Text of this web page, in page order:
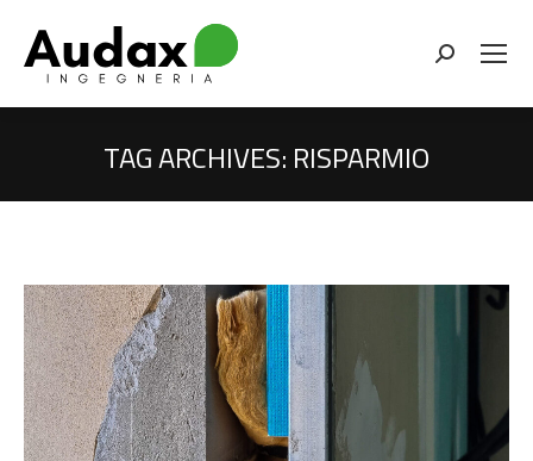
Cerca
TAG ARCHIVES: RISPARMIO
You are here: